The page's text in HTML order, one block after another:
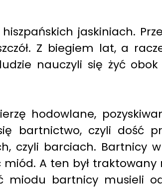
jaskiniach.
Z biegiem lat, a
nauczyli się żyć obok
hodowlane,
bartnictwo, czyli dość
czyli barciach. Bartnicy
A ten był traktowany
miodu bartnicy musieli